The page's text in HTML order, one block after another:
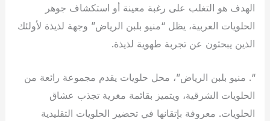
الهدف هو التغلب على رغبة معينة أو استكشاف جوهر
الحلويات العربية، يظل “منيو بلبن الرياض” وجهة لذيذة لأولئك
الذين يبحثون عن تجربة طهوية لذيذة.
“. منيو بلبن الرياض”، محل حلويات يقدم مجموعة رائعة من
الحلويات الشرقية، ويتميز بقائمة مغرية تجذب عشاق
الحلويات. معروفة بإتقانها في تحضير الحلويات التقليدية